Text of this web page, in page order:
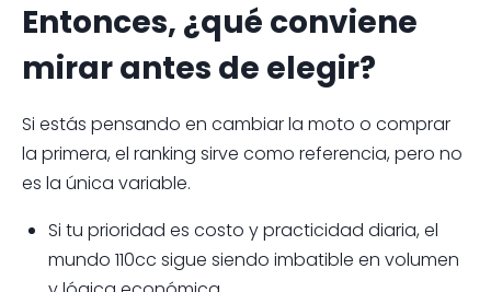
Entonces, ¿qué conviene
mirar antes de elegir?
Si estás pensando en cambiar la moto o comprar
la primera, el ranking sirve como referencia, pero no
es la única variable.
Si tu prioridad es costo y practicidad diaria, el
mundo 110cc sigue siendo imbatible en volumen